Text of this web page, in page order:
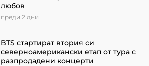
любов
преди 2 дни
BTS стартират втория си
северноамерикански етап от турa с
разпродадени концерти